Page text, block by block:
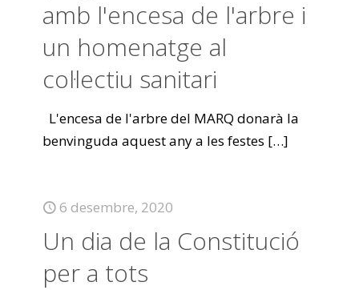
amb l'encesa de l'arbre i
un homenatge al
col·lectiu sanitari
L'encesa de l'arbre del MARQ donarà la
benvinguda aquest any a les festes […]
6 desembre, 2020
Un dia de la Constitució
per a tots